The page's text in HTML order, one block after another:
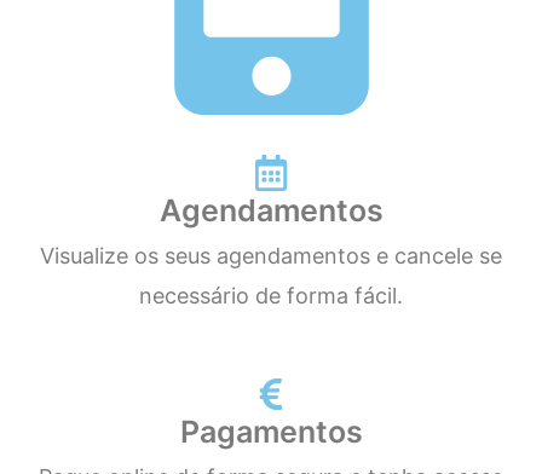
Agendamentos
Visualize os seus agendamentos e cancele se
necessário de forma fácil.
Pagamentos